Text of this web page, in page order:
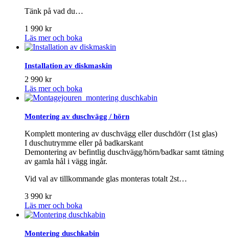
Tänk på vad du…
1 990 kr
Läs mer och boka
Installation av diskmaskin
2 990 kr
Läs mer och boka
Montering av duschvägg / hörn
Komplett montering av duschvägg eller duschdörr (1st glas)
I duschutrymme eller på badkarskant
Demontering av befintlig duschvägg/hörn/badkar samt tätning
av gamla hål i vägg ingår.
Vid val av tillkommande glas monteras totalt 2st…
3 990 kr
Läs mer och boka
Montering duschkabin